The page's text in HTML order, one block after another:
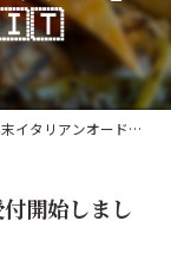
🇮🇹⠀
タリアンオードブル】受付開始しました🇮🇹⠀
付開始しまし